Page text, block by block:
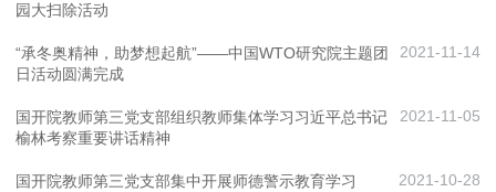
园大扫除活动
2021-11-14
“承冬奥精神，助梦想起航”——中国WTO研究院主题团
日活动圆满完成
2021-11-05
国开院教师第三党支部组织教师集体学习习近平总书记
榆林考察重要讲话精神
2021-10-28
国开院教师第三党支部集中开展师德警示教育学习